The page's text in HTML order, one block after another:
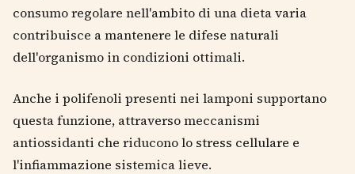
consumo regolare nell'ambito di una dieta varia
contribuisce a mantenere le difese naturali
dell'organismo in condizioni ottimali.
Anche i polifenoli presenti nei lamponi supportano
questa funzione, attraverso meccanismi
antiossidanti che riducono lo stress cellulare e
l'infiammazione sistemica lieve.